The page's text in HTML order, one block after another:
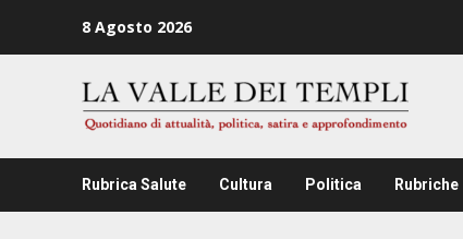
8 Agosto 2026
Rubrica Salute Cultura Politica Rubriche